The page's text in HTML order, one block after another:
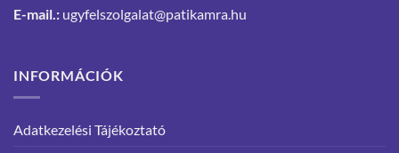
E-mail.: ugyfelszolgalat@patikamra.hu
INFORMÁCIÓK
Adatkezelési Tájékoztató